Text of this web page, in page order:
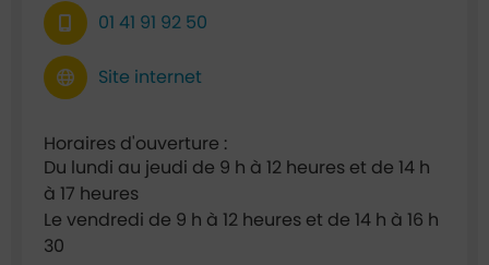
01 41 91 92 50
Site internet
Horaires d'ouverture :
Du lundi au jeudi de 9 h à 12 heures et de 14 h
à 17 heures
Le vendredi de 9 h à 12 heures et de 14 h à 16 h
30